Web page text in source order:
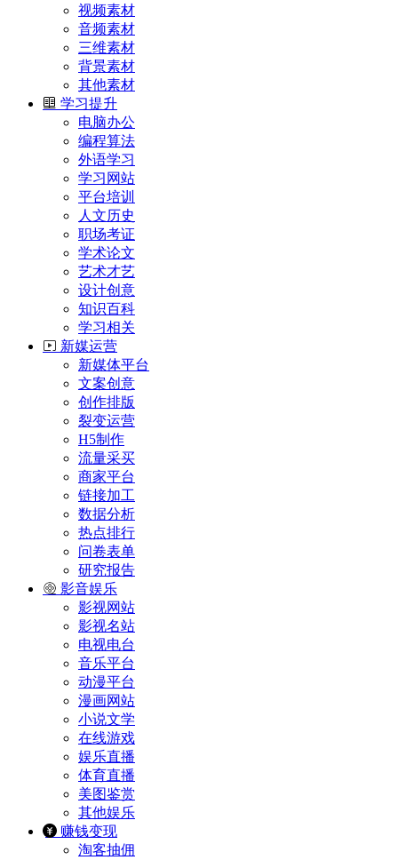
视频素材
音频素材
三维素材
背景素材
其他素材
学习提升
电脑办公
编程算法
外语学习
学习网站
平台培训
人文历史
职场考证
学术论文
艺术才艺
设计创意
知识百科
学习相关
新媒运营
新媒体平台
文案创意
创作排版
裂变运营
H5制作
流量采买
商家平台
链接加工
数据分析
热点排行
问卷表单
研究报告
影音娱乐
影视网站
影视名站
电视电台
音乐平台
动漫平台
漫画网站
小说文学
在线游戏
娱乐直播
体育直播
美图鉴赏
其他娱乐
赚钱变现
淘客抽佣